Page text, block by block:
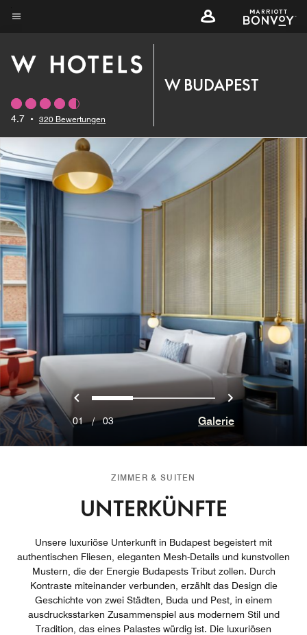
Skip
content
4.7 • 320 Bewertungen
W BUDAPEST
Vorherige
0 1 2 Weiter
01/03 Galerie
ZIMMER & SUITEN
UNTERKÜNFTE
Unsere luxuriöse Unterkunft in Budapest begeistert mit
authentischen Fliesen, eleganten Mesh-Details und kunstvollen
Mustern, die der Energie Budapests Tribut zollen. Durch
Kontraste miteinander verbunden, erzählt das Design die
Geschichte von zwei Städten, Buda und Pest, in einem
ausdrucksstarken Zusammenspiel aus modernem Stil und
Tradition, das eines Palastes würdig ist. Die luxuriösen